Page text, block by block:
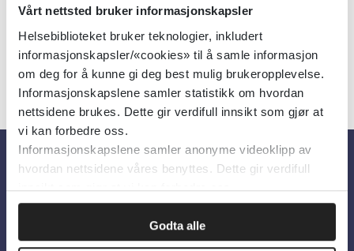
Vårt nettsted bruker informasjonskapsler
Helsebiblioteket bruker teknologier, inkludert
informasjonskapsler/«cookies» til å samle informasjon
om deg for å kunne gi deg best mulig brukeropplevelse.
Informasjonskapslene samler statistikk om hvordan
nettsidene brukes. Dette gir verdifull innsikt som gjør at
vi kan forbedre oss.
Informasjonskapslene samler anonyme videoklipp av
hvordan nettsidene våres benyttes. Dette gir verdifull
innsikt som gjør at vi kan forbedre oss.
Godta alle
Om oss
Om Helsebiblioteket